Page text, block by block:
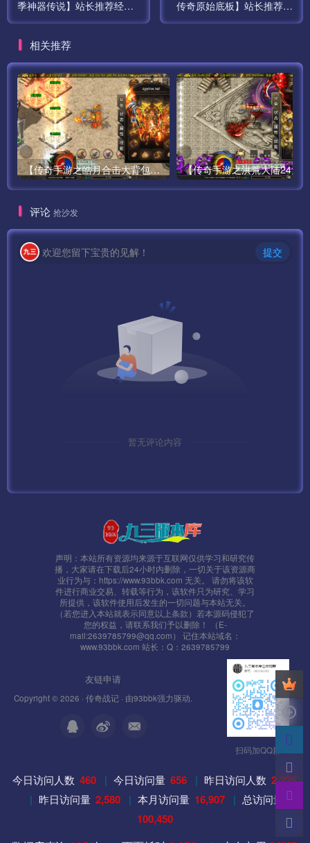
1、这里要说明下 默认方式连接数据库会出现乱码，需要把
MYSQL默认密码：www.gowlom2.com
2、如果出现 获取该区补丁失效 请修改服务端：
D:\mud2.0\logincenter\ClientConfig\目录下的
config185.zip 改成 config0706.zip
3、关闭Mysql数据库：
net stop MySQL
7100 （D:\mud2.0\GateServer\GameGate\MirGate.ini 文件
[Server]的 GatePort=7100 值）
7000 （D:\mud2.0\GateServer\logingate\LoginGate.ini 文
件[Setup]的 LoginGateListen=7000 值）
季神器传说】站长推荐经典
视频架设教程-神器-地下皇
功能GM授权后台-GM直冲网
页后台-安卓苹果IOS双端版
本！
传奇原始底板】站长推荐经
卓苹果IOS双端版本！
相关推荐
【传奇手游之皓月合击大背包-[白猪3.0]-免授权版】经典三职业复古特色战神引擎传奇手游-最新打包Win服务端源码视频架设教程-新版GM多功能网页授权物品后台-GM直冲网页后台-苹果IOS安卓双端版本！
评论 抢沙发
欢迎您留下宝贵的见解！ 提交
暂无评论内容
声明：本站所有资源均来源于互联网仅供学习和研究传
播，大家请在下载后24小时内删除，一切关于该资源商
业行为与：https://www.93bbk.com 无关。 请勿将该软
件进行商业交易、转载等行为，该软件只为研究、学习
所提供，该软件使用后发生的一切问题与本站无关。
（若您进入本站就表示同意以上条款）若本源码侵犯了
您的权益，请联系我们予以删除！ （E-
mail:2639785799@qq.com） 记住本站域名：
www.93bbk.com 站长：Q：2639785799
友链申请
Copyright © 2026 · 传奇战记 · 由93bbk强力驱动.
扫码加QQ群
今日访问人数 460 | 今日访问量 656 | 昨日访问人数 2,225
| 昨日访问量 2,580 | 本月访问量 16,907 | 总访问量
100,450